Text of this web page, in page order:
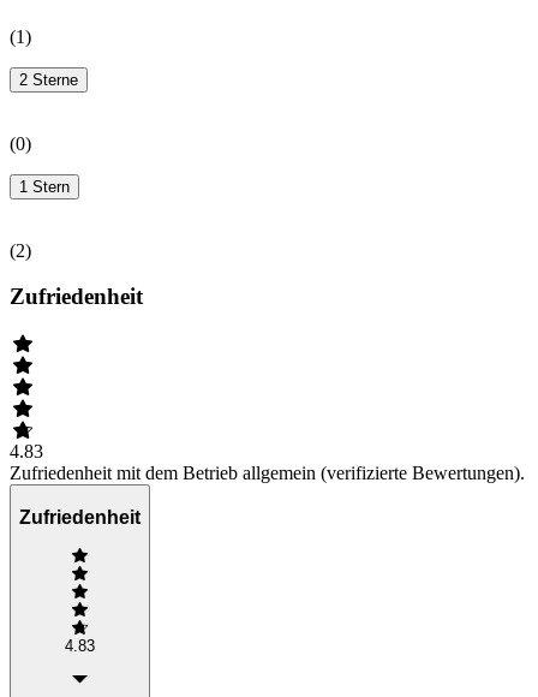
(1)
2 Sterne
(0)
1 Stern
(2)
Zufriedenheit
4.83
Zufriedenheit mit dem Betrieb allgemein (verifizierte Bewertungen).
Zufriedenheit
4.83